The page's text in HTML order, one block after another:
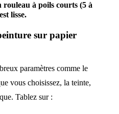
rouleau à poils courts (5 à
lisse.
sur papier
paramètres comme le
vous choisissez, la teinte,
Tablez sur :